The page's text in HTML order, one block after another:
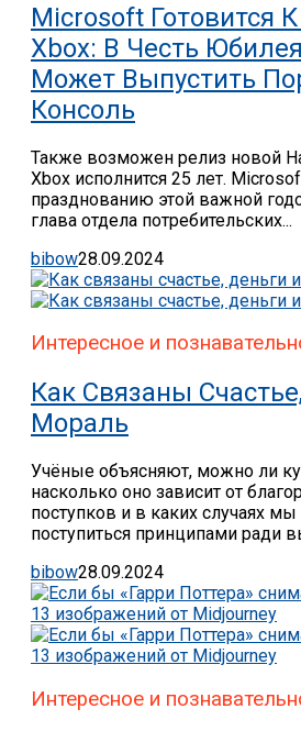
Microsoft Готовится
Xbox: В Честь
Может Выпустить
Консоль
Также возможен релиз новой
Xbox исполнится 25 лет.
празднованию этой важной
глава отдела потребительских...
bibow28.09.2024
Интересное и
Как Связаны
Мораль
Учёные объясняют, можно ли
насколько оно зависит от
поступков и в каких случаях
поступиться принципами ради
bibow28.09.2024
Интересное и